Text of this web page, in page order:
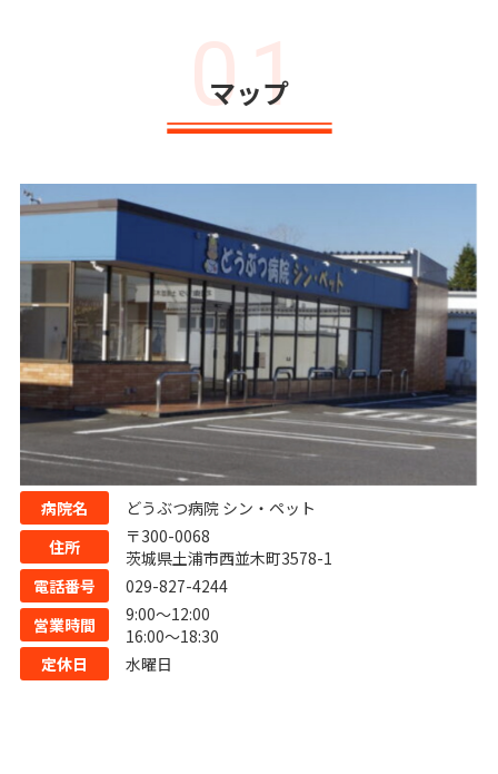
01
マップ
病院名
どうぶつ病院 シン・ペット
住所
〒300-0068
茨城県土浦市西並木町3578-1
電話番号
029-827-4244
営業時間
9:00〜12:00
16:00〜18:30
定休日
水曜日